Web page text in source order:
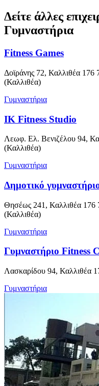
Δείτε άλλες
Γυμναστήρια
Fitness Games
Δοϊράνης 72, Καλλιθέα
(Καλλιθέα)
Γυμναστήρια
IK Fitness Studio
Λεωφ. Ελ. Βενιζέλου 94,
(Καλλιθέα)
Γυμναστήρια
Δημοτικό
Θησέως 241, Καλλιθέα 176
(Καλλιθέα)
Γυμναστήρια
Γυμναστήριο Fitness
Λασκαρίδου 94, Καλλιθέα
Γυμναστήρια